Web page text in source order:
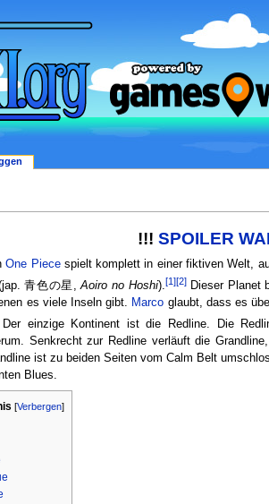
!!!SPOILER
One Piecespielt komplett in einer fiktiven Welt,
青色の星,Aoiro no Hoshi).[1][2]Dieser Planet
es viele Inseln gibt. Marco glaubt, dass es
einzige Kontinent ist die Redline. Die
Senkrecht zur Redline verläuft die
ist zu beiden Seiten vom Calm Belt
Blues.
[Verbergen]